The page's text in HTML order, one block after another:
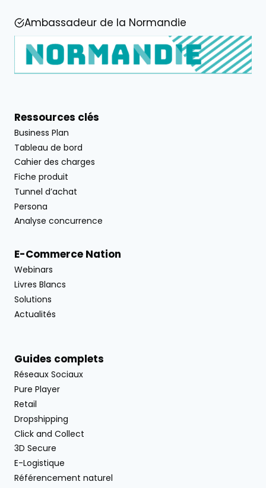
Ambassadeur de la Normandie
Ressources clés
Business Plan
Tableau de bord
Cahier des charges
Fiche produit
Tunnel d’achat
Persona
Analyse concurrence
E-Commerce Nation
Webinars
Livres Blancs
Solutions
Actualités
Guides complets
Réseaux Sociaux
Pure Player
Retail
Dropshipping
Click and Collect
3D Secure
E-Logistique
Référencement naturel